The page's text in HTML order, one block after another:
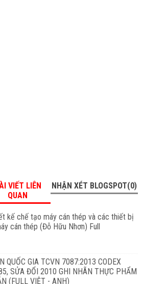
VIẾT LIÊN
QUAN
NHẬN XÉT BLOGSPOT(0)
kế chế tạo máy cán thép và các thiết bị
cán thép (Đỗ Hữu Nhơn) Full
QUỐC GIA TCVN 7087:2013 CODEX
SỬA ĐỔI 2010 GHI NHÃN THỰC PHẨM
(FULL VIỆT - ANH)